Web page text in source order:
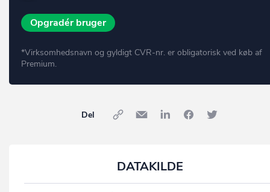
Opgradér bruger
*Virksomhedsnavn og gyldigt CVR-nr. er obligatorisk ved køb af
Premium.
Del
DATAKILDE